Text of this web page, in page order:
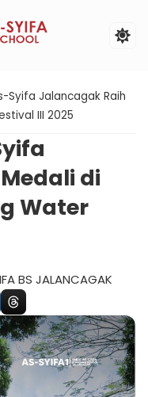
SMPIT
Syifa Jalancagak Raih
III 2025
di
Water
BS JALANCAGAK